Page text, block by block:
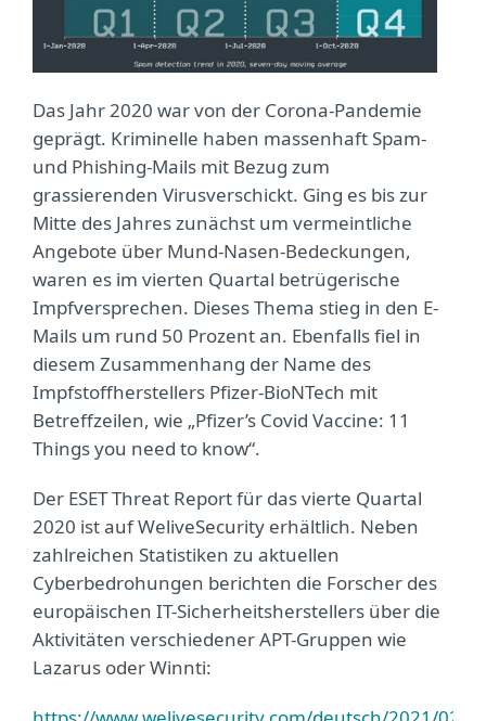
Das Jahr 2020 war von der Corona-Pandemie
geprägt. Kriminelle haben massenhaft Spam-
und Phishing-Mails mit Bezug zum
grassierenden Virusverschickt. Ging es bis zur
Mitte des Jahres zunächst um vermeintliche
Angebote über Mund-Nasen-Bedeckungen,
waren es im vierten Quartal betrügerische
Impfversprechen. Dieses Thema stieg in den E-
Mails um rund 50 Prozent an. Ebenfalls fiel in
diesem Zusammenhang der Name des
Impfstoffherstellers Pfizer-BioNTech mit
Betreffzeilen, wie „Pfizer’s Covid Vaccine: 11
Things you need to know“.
Der ESET Threat Report für das vierte Quartal
2020 ist auf WeliveSecurity erhältlich. Neben
zahlreichen Statistiken zu aktuellen
Cyberbedrohungen berichten die Forscher des
europäischen IT-Sicherheitsherstellers über die
Aktivitäten verschiedener APT-Gruppen wie
Lazarus oder Winnti: